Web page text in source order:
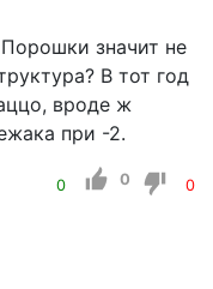
значит не
В тот год
вроде ж
при -2.
0 0 0